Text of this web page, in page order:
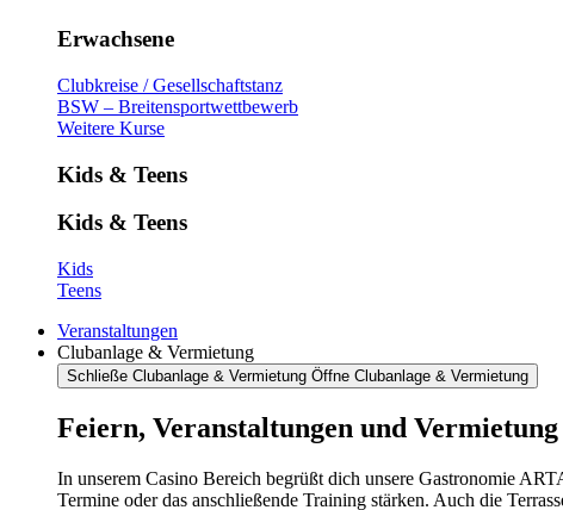
Erwachsene
Clubkreise / Gesellschaftstanz
BSW – Breitensportwettbewerb
Weitere Kurse
Kids & Teens
Kids & Teens
Kids
Teens
Veranstaltungen
Clubanlage & Vermietung
Schließe Clubanlage & Vermietung Öffne Clubanlage & Vermietung
Feiern, Veranstaltungen und
In unserem Casino Bereich begrüßt dich unsere Gastronomie
Termine oder das anschließende Training stärken. Auch die